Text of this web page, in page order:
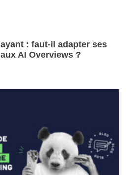
: faut-il adapter ses
AI Overviews ?